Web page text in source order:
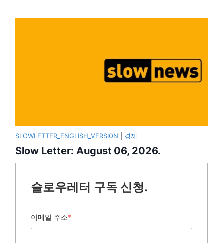
SLOWLETTER_ENGLISH_VERSION 경제
Slow Letter: August 06, 2026.
슬로우레터 구독 신청.
이메일 주소*